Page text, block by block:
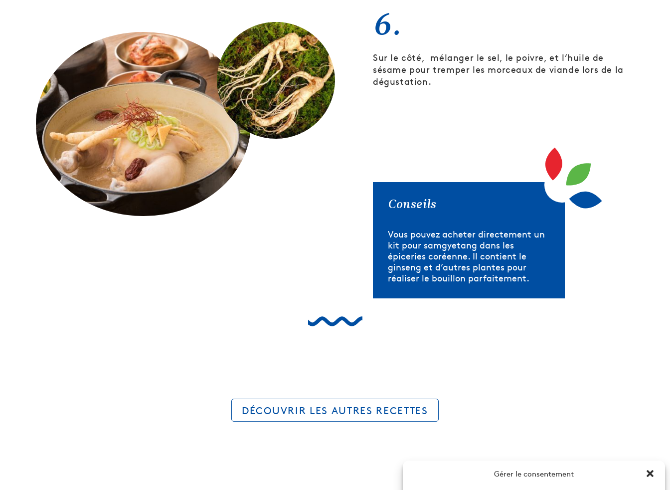
Gérer le consentement
6.
Sur le côté, mélanger le sel, le poivre, et l’huile de
sésame pour tremper les morceaux de viande lors de la
dégustation.
Conseils
Vous pouvez acheter directement un
kit pour samgyetang dans les
épiceries coréenne. Il contient le
ginseng et d’autres plantes pour
réaliser le bouillon parfaitement.
DÉCOUVRIR LES AUTRES RECETTES